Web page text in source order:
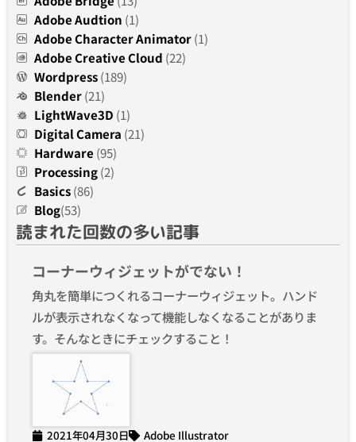
Adobe Audtion (1)
Adobe Character Animator(1)
Adobe Creative Cloud (22)
Wordpress(189)
Blender(21)
LightWave3D (1)
Digital Camera (21)
Hardware (95)
Processing(2)
Basics(86)
Blog(53)
読まれた回数の多い記事
コーナーウィジェットがでない！
角丸を簡単につくれるコーナーウィジェット。ハンド
ルが表示されなくなって機能しなくなることがありま
す。そんなときにチェックすること！
2021年04月30日
Adobe Illustrator